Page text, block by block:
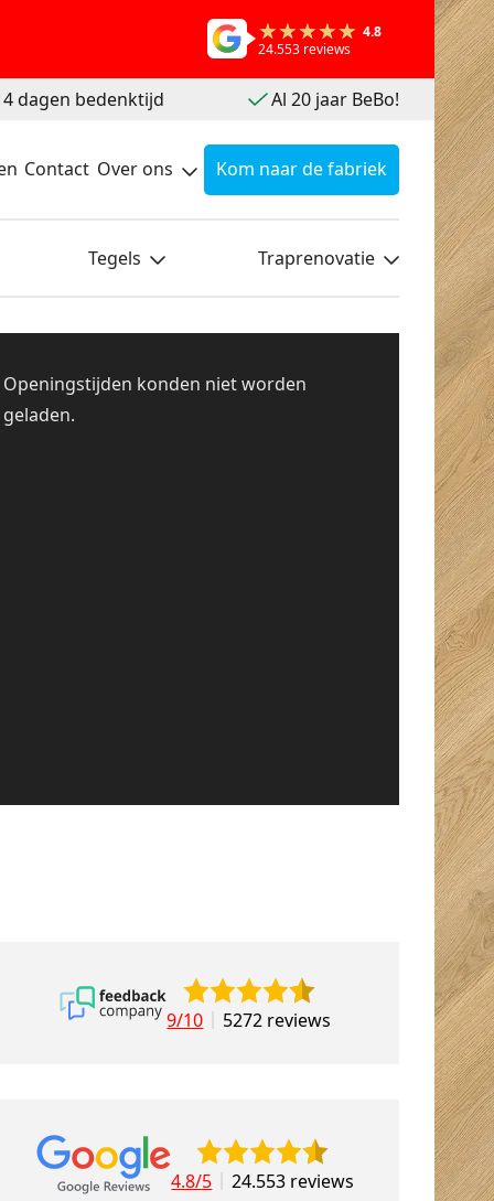
4.8
24.553 reviews
dagen bedenktijd Al 20 jaar BeBo!
Contact Over ons Kom naar de fabriek
Tegels Traprenovatie
Openingstijden konden niet worden
geladen.
9/10 5272 reviews
4.8/5 24.553 reviews